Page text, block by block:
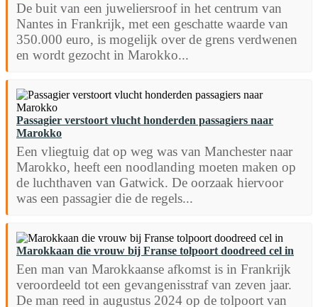
De buit van een juweliersroof in het centrum van
Nantes in Frankrijk, met een geschatte waarde van
350.000 euro, is mogelijk over de grens verdwenen
en wordt gezocht in Marokko...
Passagier verstoort vlucht honderden passagiers naar
Marokko
Een vliegtuig dat op weg was van Manchester naar
Marokko, heeft een noodlanding moeten maken op
de luchthaven van Gatwick. De oorzaak hiervoor
was een passagier die de regels...
Marokkaan die vrouw bij Franse tolpoort doodreed cel in
Een man van Marokkaanse afkomst is in Frankrijk
veroordeeld tot een gevangenisstraf van zeven jaar.
De man reed in augustus 2024 op de tolpoort van